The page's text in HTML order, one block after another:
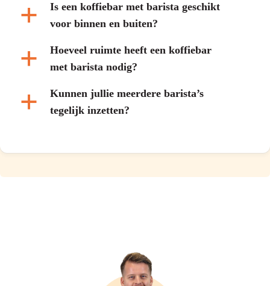
a
Is een koffiebar met barista geschikt
voor binnen en buiten?
a
Hoeveel ruimte heeft een koffiebar
met barista nodig?
a
Kunnen jullie meerdere barista’s
tegelijk inzetten?